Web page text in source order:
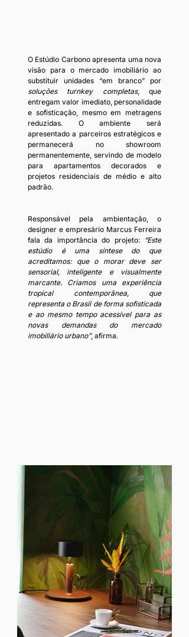
O Estúdio Carbono apresenta uma nova
visão para o mercado imobiliário ao
soluções turnkey completas, que
entregam valor imediato, personalidade
e sofisticação, mesmo em metragens
reduzidas. O ambiente será
apresentado a parceiros estratégicos e
permanecerá no showroom
permanentemente, servindo de modelo
para apartamentos decorados e
projetos residenciais de médio e alto
padrão.
Responsável pela ambientação, o
designer e empresário Marcus Ferreira
fala da importância do projeto: “Este
estúdio é uma síntese do que
acreditamos: que o morar deve ser
sensorial, inteligente e visualmente
marcante. Criamos uma experiência
tropical contemporânea, que
representa o Brasil de forma sofisticada
e ao mesmo tempo acessível para as
novas demandas do mercado
imobiliário urbano”, afirma.